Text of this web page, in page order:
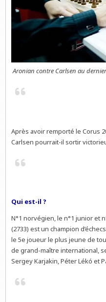
Aronian contre Carlsen au
Après avoir remporté leCorus
Carlsen pourrait-il sortir
Qui est-il ?
N°1 norvégien, le n°1 junior et
(2733) est un champion
le 5e joueur le plus jeune de
de grand-maître international,
Sergey Karjakin, Péter Lékó et